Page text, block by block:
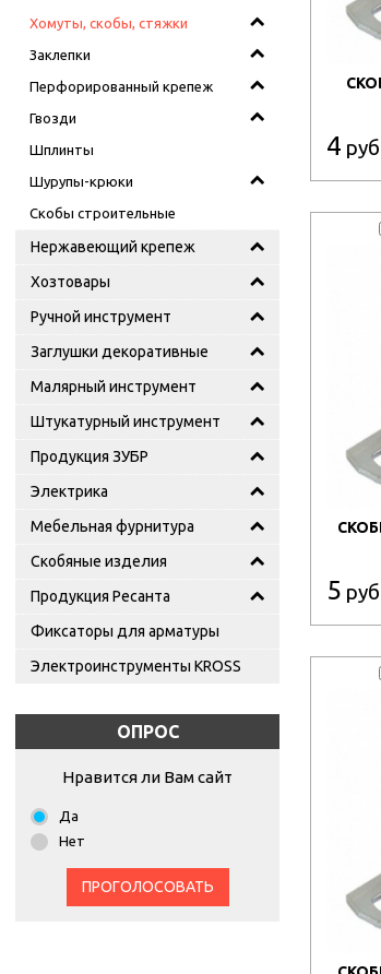
Хомуты, скобы, стяжки
Заклепки
Перфорированный крепеж
Гвозди
Шплинты
Шурупы-крюки
Скобы строительные
Нержавеющий крепеж
Хозтовары
Ручной инструмент
Заглушки декоративные
Малярный инструмент
Штукатурный инструмент
Продукция ЗУБР
Электрика
Мебельная фурнитура
Скобяные изделия
Продукция Ресанта
Фиксаторы для арматуры
Электроинструменты KROSS
ОПРОС
Нравится ли Вам сайт
Да
Нет
ПРОГОЛОСОВАТЬ
4 руб
5 руб